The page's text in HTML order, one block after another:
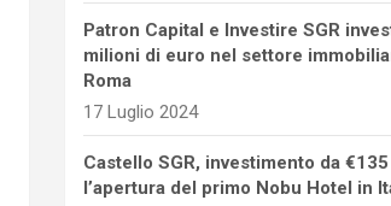
Patron Capital e Investire SGR
milioni di euro nel settore
Roma
17 Luglio 2024
Castello SGR, investimento da
l’apertura del primo Nobu Hotel in